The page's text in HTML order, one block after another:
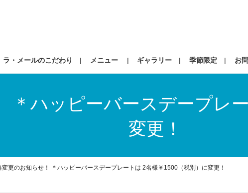
ラ・メールのこだわり メニュー ギャラリー 季節限定 お
＊ハッピーバースデープレ
変更！
変更のお知らせ！ ＊ハッピーバースデープレートは 2名様￥1500（税別）に変更！